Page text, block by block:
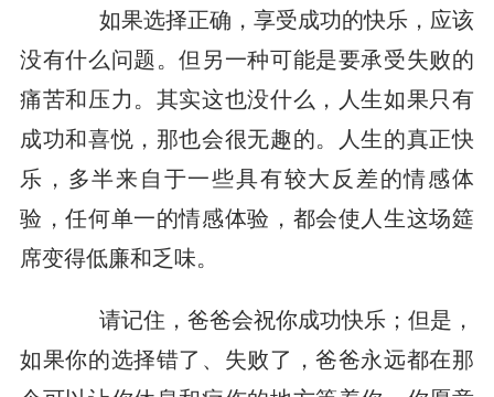
如果选择正确，享受成功的快乐，应该
没有什么问题。但另一种可能是要承受失败的
痛苦和压力。其实这也没什么，人生如果只有
成功和喜悦，那也会很无趣的。人生的真正快
乐，多半来自于一些具有较大反差的情感体
验，任何单一的情感体验，都会使人生这场筵
席变得低廉和乏味。
请记住，爸爸会祝你成功快乐；但是，
如果你的选择错了、失败了，爸爸永远都在那